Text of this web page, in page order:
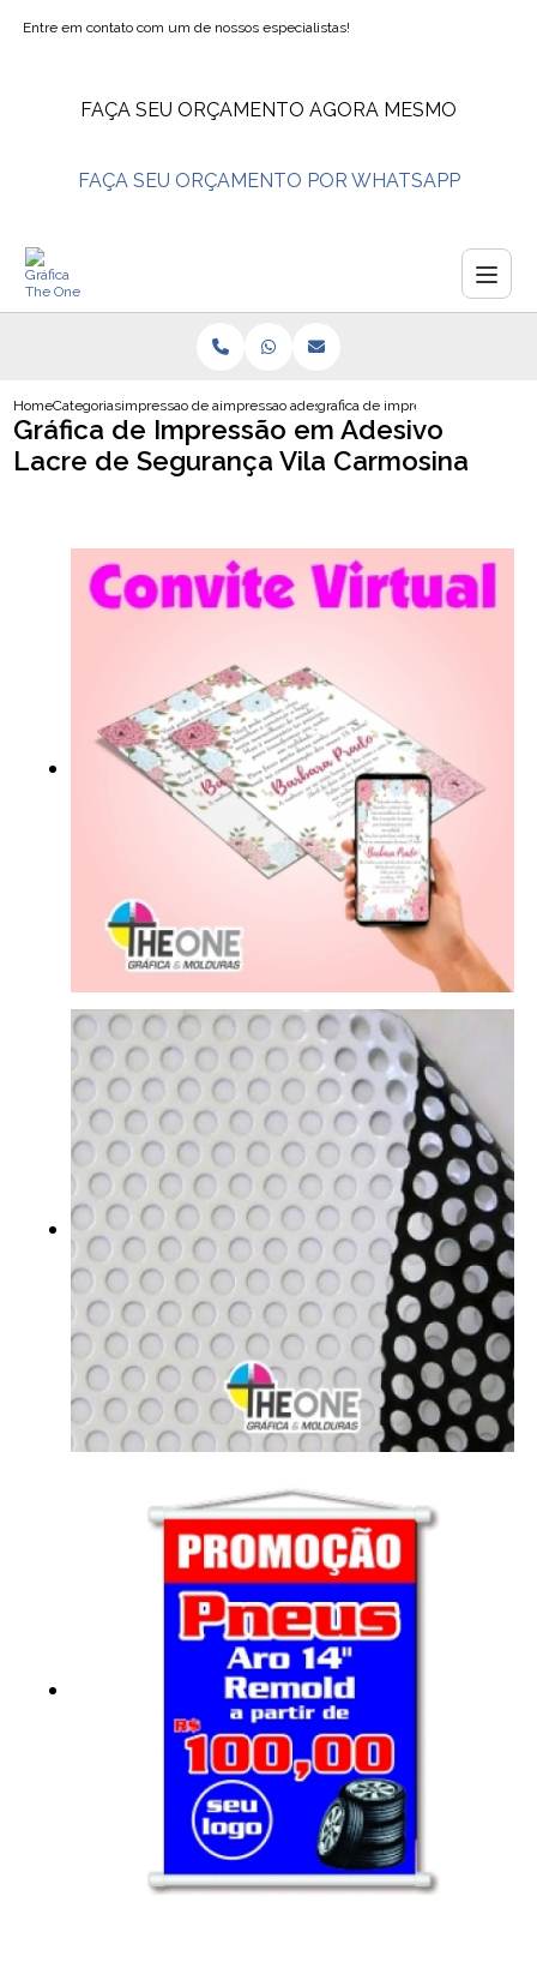
Entre em contato com um de nossos especialistas!
FAÇA SEU ORÇAMENTO AGORA MESMO
FAÇA SEU ORÇAMENTO POR WHATSAPP
HomeCategoriasimpressao de adesivosimpressao adesivo vinil brancografica de impressao em adesivo
Gráfica de Impressão em Adesivo
Lacre de Segurança Vila Carmosina